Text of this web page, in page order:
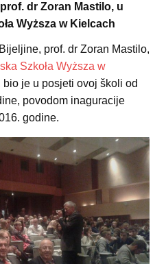
dr Zoran Mastilo, u
Wyższa w Kielcach
prof. dr Zoran Mastilo,
Szkoła Wyższa w
bio je u posjeti ovoj školi od
povodom inaguracije
godine.